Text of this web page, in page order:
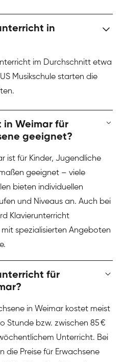
in
im Durchschnitt etwa
Musikschule starten die
in Weimar für
geeignet?
ist für Kinder, Jugendliche
geeignet – viele
bieten individuellen
und Niveaus an. Auch bei
Klavierunterricht
spezialisierten Angeboten
für
in Weimar kostet meist
Stunde bzw. zwischen 85 €
Unterricht. Bei
die Preise für Erwachsene